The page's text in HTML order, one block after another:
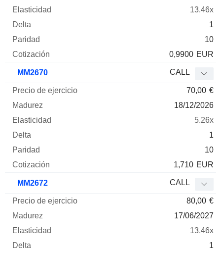
13.46x
1
10
0,9900 EUR
MM2670 CALL
70,00 €
18/12/2026
5.26x
1
10
1,710 EUR
MM2672 CALL
80,00 €
17/06/2027
13.46x
1